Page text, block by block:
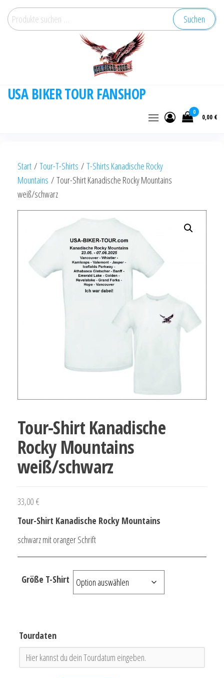
Inhalt
springen
Suchen
nach:
Suchen
USA BIKER TOUR FANSHOP
0
0,00 €
Start / Tour-T-Shirts / T-Shirts Kanadische Rocky
Mountains / Tour-Shirt Kanadische Rocky Mountains
weiß/schwarz
Tour-Shirt Kanadische
Rocky Mountains
weiß/schwarz
33,00 €
Tour-Shirt Kanadische Rocky Mountains
schwarz mit oranger Schrift
Größe T-Shirt
Tourdaten